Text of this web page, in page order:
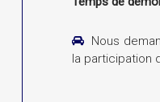
Nous
la participation